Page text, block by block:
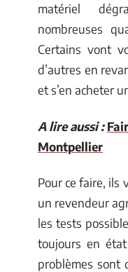
matériel
nombreuses
Certains vont
d’autres en
et s’en acheter
A lire aussi :
Montpellier
Pour ce faire, ils
un revendeur
les tests
toujours en
problèmes sont